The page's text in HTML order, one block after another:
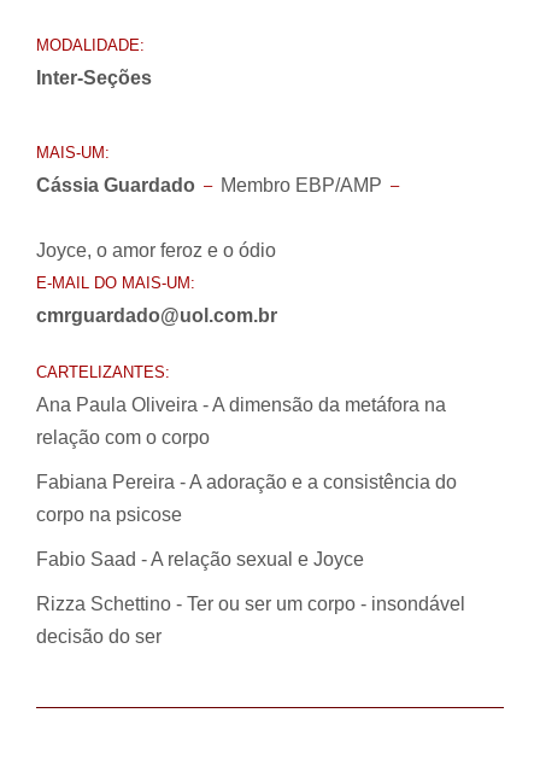
MODALIDADE:
Inter-Seções
MAIS-UM:
Cássia Guardado – Membro EBP/AMP –
Joyce, o amor feroz e o ódio
E-MAIL DO MAIS-UM:
cmrguardado@uol.com.br
CARTELIZANTES:
Ana Paula Oliveira - A dimensão da metáfora na
relação com o corpo
Fabiana Pereira - A adoração e a consistência do
corpo na psicose
Fabio Saad - A relação sexual e Joyce
Rizza Schettino - Ter ou ser um corpo - insondável
decisão do ser